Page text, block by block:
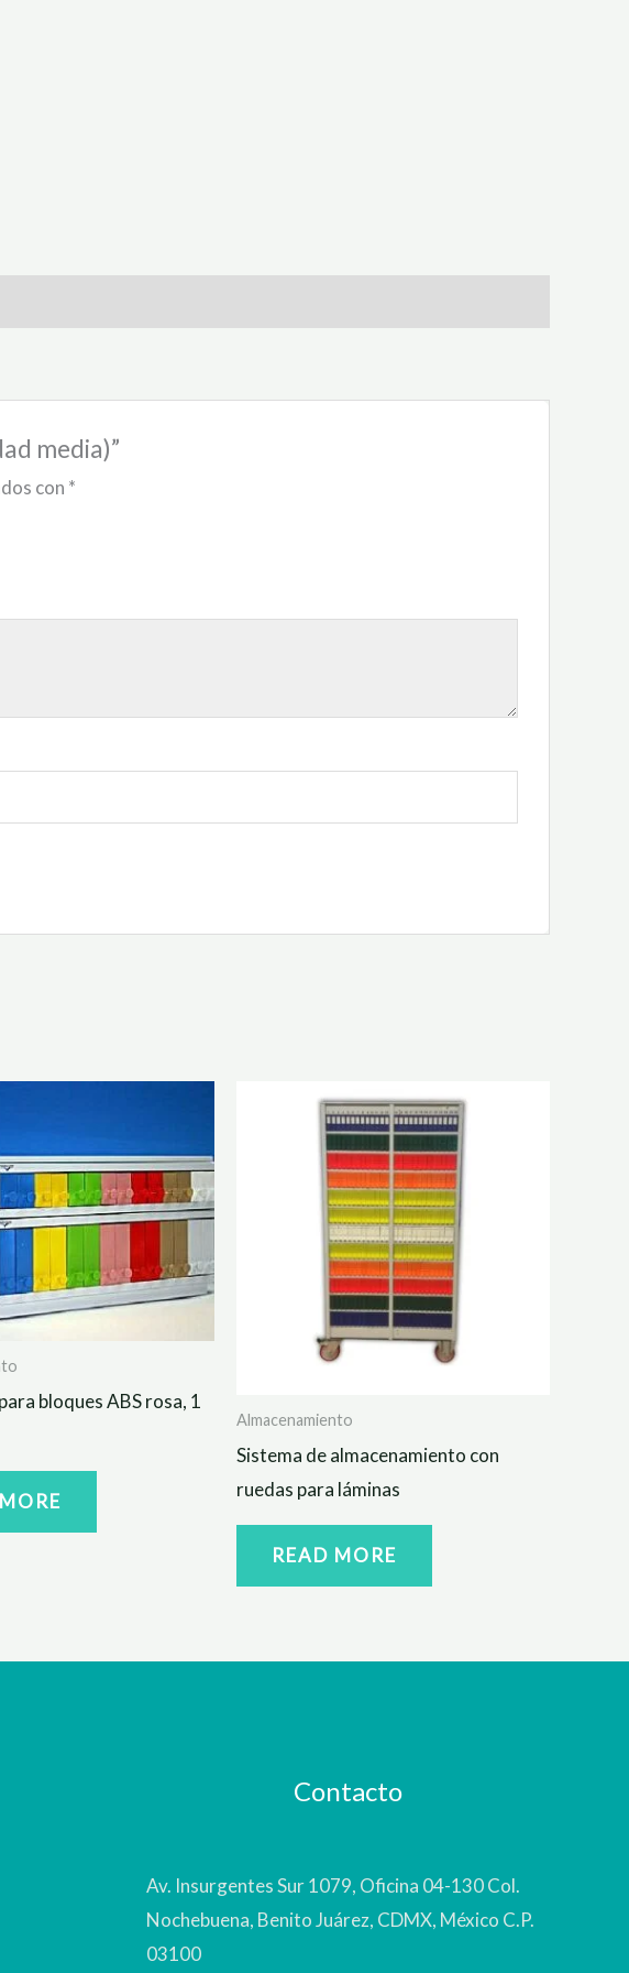
media)”
con *
bloques ABS rosa, 1
Almacenamiento
Sistema de almacenamiento con
ruedas para láminas
READ MORE
Contacto
Av. Insurgentes Sur 1079, Oficina 04-130 Col.
Nochebuena, Benito Juárez, CDMX, México C.P.
03100